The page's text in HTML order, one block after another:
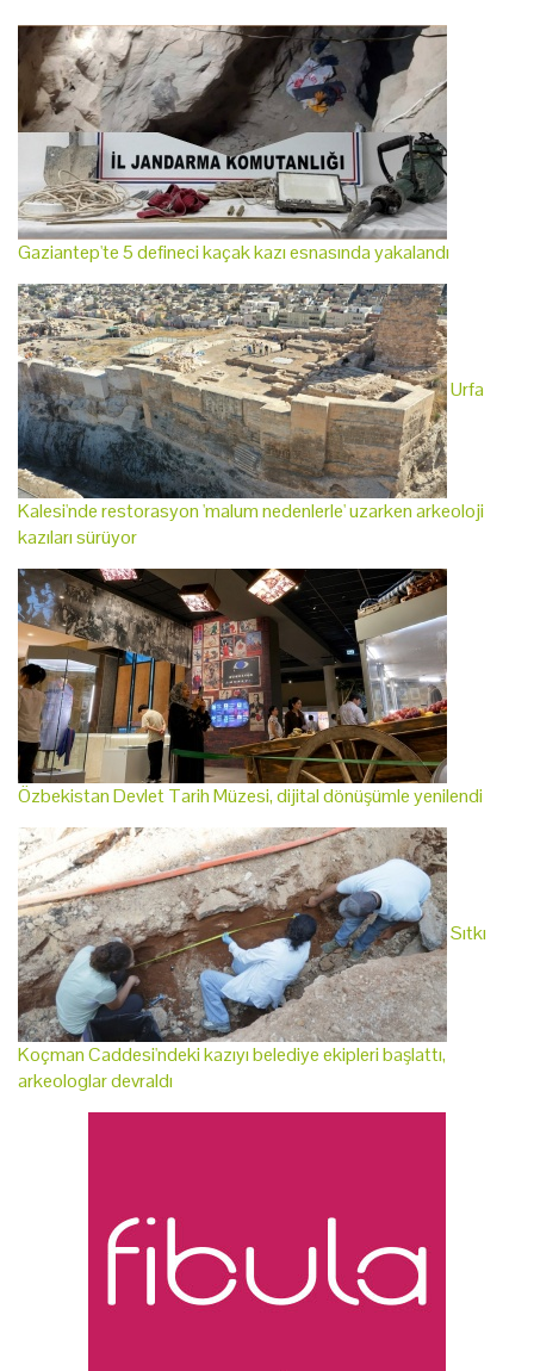
Gaziantep'te 5 defineci kaçak kazı esnasında yakalandı
Urfa
Kalesi'nde restorasyon 'malum nedenlerle' uzarken arkeoloji
kazıları sürüyor
Özbekistan Devlet Tarih Müzesi, dijital dönüşümle yenilendi
Sıtkı
Koçman Caddesi'ndeki kazıyı belediye ekipleri başlattı,
arkeologlar devraldı